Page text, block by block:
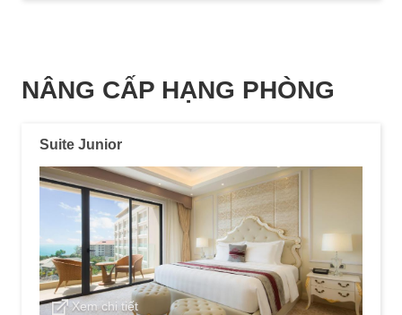
NÂNG CẤP HẠNG PHÒNG
Suite Junior
Xem chi tiết